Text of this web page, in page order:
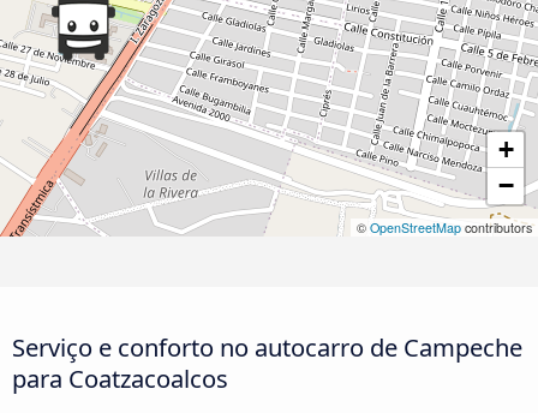
+
−
© OpenStreetMap contributors
Serviço e conforto no autocarro de Campeche
para Coatzacoalcos